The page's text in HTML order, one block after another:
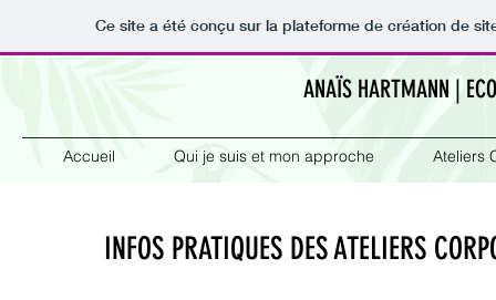
Ce site a été conçu sur la plateforme de création de
ANAÏS HARTMANN |
Accueil Qui je suis et mon approche Ateliers
INFOS PRATIQUES DES ATELIERS